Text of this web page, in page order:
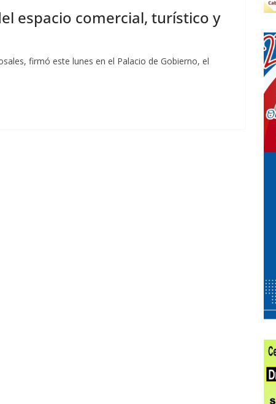
espacio comercial, turístico y
firmó este lunes en el Palacio de Gobierno, el